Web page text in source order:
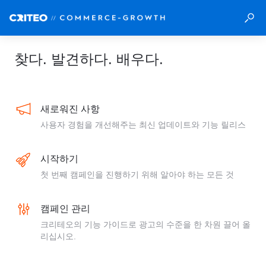
찾다. 발견하다. 배우다.
새로워진 사항
사용자 경험을 개선해주는 최신 업데이트와 기능 릴리스
시작하기
첫 번째 캠페인을 진행하기 위해 알아야 하는 모든 것
캠페인 관리
크리테오의 기능 가이드로 광고의 수준을 한 차원 끌어 올
리십시오.